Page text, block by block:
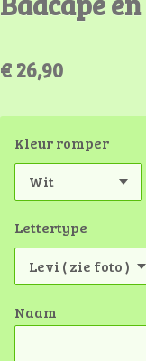
€ 26,90
Kleur romper
Lettertype
Naam